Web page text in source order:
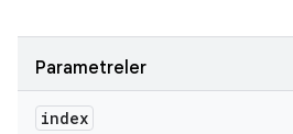
Parametreler
index